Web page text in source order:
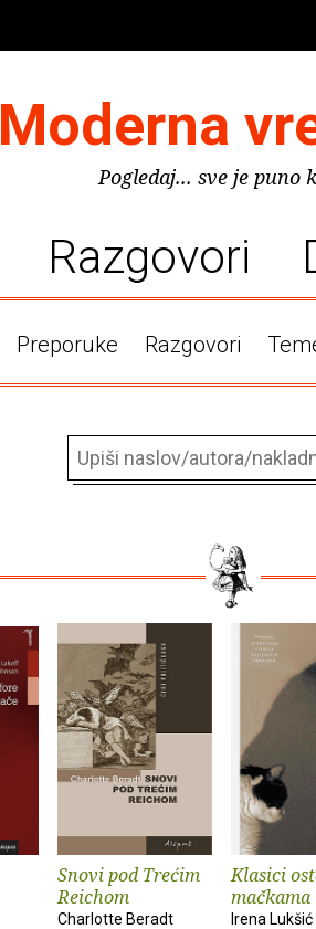
Moderna
Pogledaj... sve je puno
Razgovori
Preporuke Razgovori
Snovi pod Trećim
Reichom
Charlotte Beradt
Klasici
mačkama
Irena Lukšić